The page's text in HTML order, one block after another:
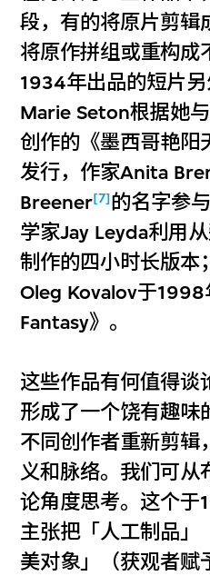
段，有的将原片剪辑
将原作拼组或重构成
1934年出品的短片
Marie Seton根据她
创作的《墨西哥艳阳
发行，作家Anita
Breener[7]的名字参
学家Jay Leyda利用
制作的四小时长版本
Oleg Kovalov于
Fantasy》。
这些作品有何值得谈
形成了一个饶有趣味
不同创作者重新剪辑
义和脉络。我们可从
论角度思考。这个于
主张把「人工制品」
美对象」（获观者赋